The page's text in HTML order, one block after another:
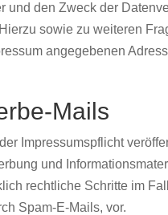
und den Zweck der
sowie zu weiteren
angegebenen
Mails
Impressumspflicht
und
rechtliche Schritte im
Spam-E-Mails, vor.